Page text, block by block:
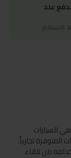
عند
الاستلام
السيارات
تجارياً.
من تلقاء